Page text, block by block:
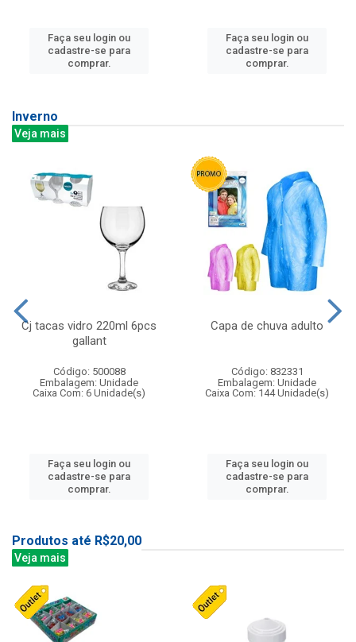
Faça seu login ou
cadastre-se para
comprar.
Faça seu login ou
cadastre-se para
comprar.
Inverno
Veja mais
Cj tacas vidro 220ml 6pcs
gallant
Código: 500088
Embalagem: Unidade
Caixa Com: 6 Unidade(s)
Faça seu login ou
cadastre-se para
comprar.
Capa de chuva adulto
Código: 832331
Embalagem: Unidade
Caixa Com: 144 Unidade(s)
Faça seu login ou
cadastre-se para
comprar.
Produtos até R$20,00
Veja mais